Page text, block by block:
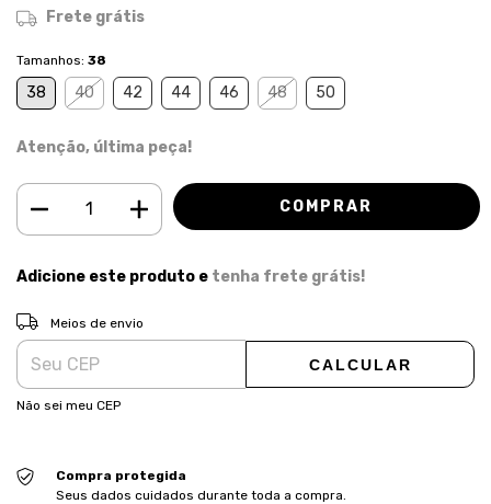
Frete grátis
Tamanhos: 38
38 40 42 44 46 48 50
Atenção, última peça!
Adicione este produto e tenha frete grátis!
Entregas para o CEP:
Meios de envio
CALCULAR
Não sei meu CEP
Compra protegida
Seus dados cuidados durante toda a compra.